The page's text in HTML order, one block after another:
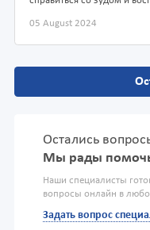
05 August 2024
Остались
Мы рады
Наши специалисты
вопросы онлайн в
Задать вопрос